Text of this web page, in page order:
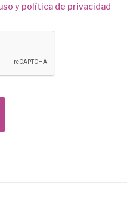
y política de privacidad